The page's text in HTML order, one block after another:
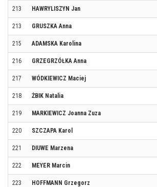
213 HAWRYLISZYN Jan
213 GRUSZKA Anna
215 ADAMSKA Karolina
216 GRZEGRZÓŁKA Anna
217 WÓDKIEWICZ Maciej
218 ŻBIK Natalia
219 MARKIEWICZ Joanna Zuza
220 SZCZAPA Karol
221 DIUWE Marzena
222 MEYER Marcin
223 HOFFMANN Grzegorz